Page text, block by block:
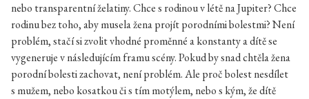
nebo transparentní želatiny. Chce s rodinou v létě na Jupiter? Chce
rodinu bez toho, aby musela žena projít porodními bolestmi? Není
problém, stačí si zvolit vhodné proměnné a konstanty a dítě se
vygeneruje v následujícím framu scény. Pokud by snad chtěla žena
porodní bolesti zachovat, není problém. Ale proč bolest nesdílet
s mužem, nebo kosatkou či s tím motýlem, nebo s kým, že dítě